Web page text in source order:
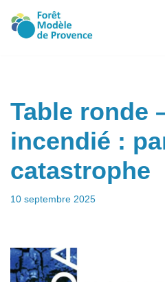
Aller
Table ronde
incendié :
catastrophe
10 septembre 2025